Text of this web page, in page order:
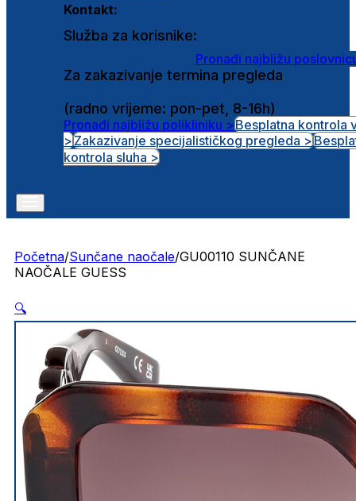
Kontakt:
Služba za korisnike:
Pronađi najbližu
Za zakazivanje termina pregleda
(radno vrijeme: pon-pet, 8-16h)
Pronađi najbližu polikliniku >Besplatna kontrola
>Zakazivanje specijalističkog pregleda >
kontrola sluha >
Početna/Sunčane naočale/GU00110 SUNČANE
NAOČALE GUESS
🔍